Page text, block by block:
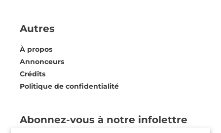
Autres
À propos
Annonceurs
Crédits
Politique de confidentialité
Abonnez-vous à notre infolettre